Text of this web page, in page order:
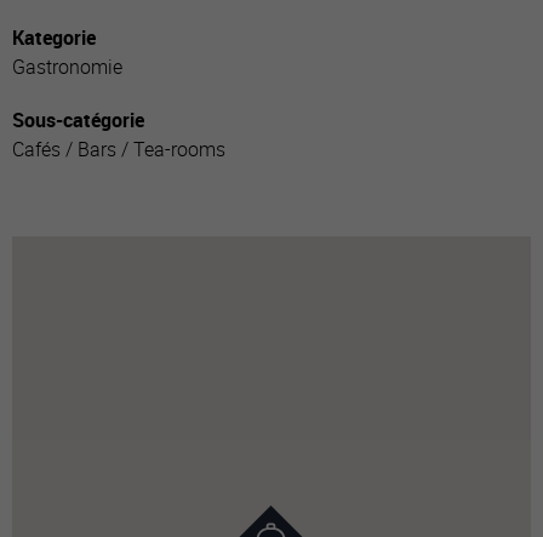
Kategorie
Gastronomie
Sous-catégorie
Cafés / Bars / Tea-rooms